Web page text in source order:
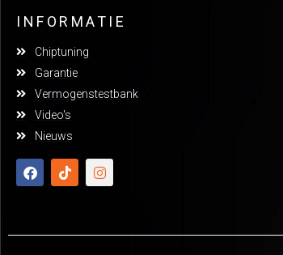
INFORMATIE
Chiptuning
Garantie
Vermogenstestbank
Video's
Nieuws